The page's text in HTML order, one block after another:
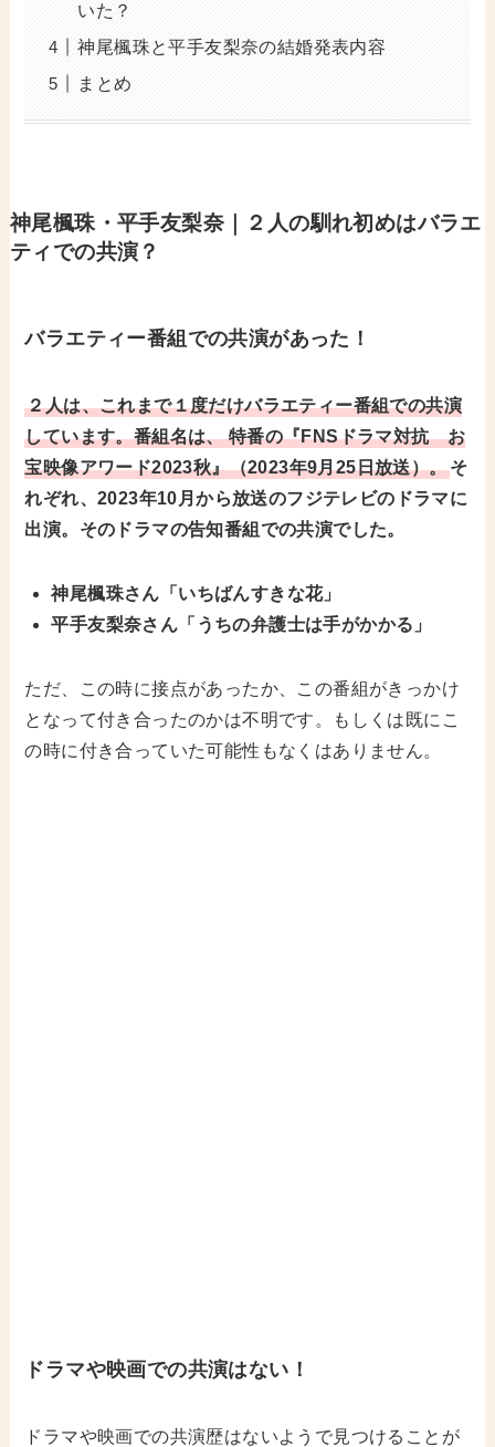
いた？
神尾楓珠と平手友梨奈の結婚発表内容
まとめ
神尾楓珠・平手友梨奈｜
２人の馴れ初めはバラエ
ティでの共演？
バラエティー番組での共演があった！
２人は、これまで１度だけバラエティー番組での共演
しています。番組名は、 特番の『FNSドラマ対抗 お
宝映像アワード2023秋』（2023年9月25日放送）。そ
れぞれ、2023年10月から放送のフジテレビのドラマに
出演。そのドラマの告知番組での共演でした。
神尾楓珠さん「いちばんすきな花」
平手友梨奈さん「うちの弁護士は手がかかる」
ただ、この時に接点があったか、この番組がきっかけ
となって付き合ったのかは不明です。もしくは既にこ
の時に付き合っていた可能性もなくはありません。
ドラマや映画での共演はない！
ドラマや映画での共演歴はないようで見つけることが